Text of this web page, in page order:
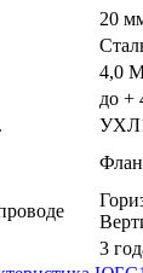
20
4,0
до +
3